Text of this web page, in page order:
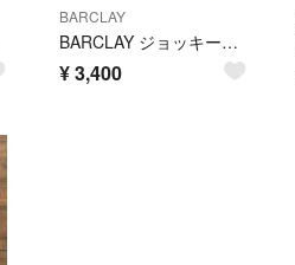
BARCLAY
BARCLAY ジョッキーブーツ（本革）
¥3,400